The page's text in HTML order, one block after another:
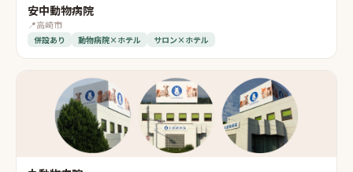
安中動物病院
📍高崎市
併設あり 動物病院×ホテル サロン×ホテル